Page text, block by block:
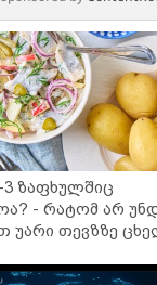
- ბუდაპეშტი 1175.50
sponsored by
3 ზაფხულშიც